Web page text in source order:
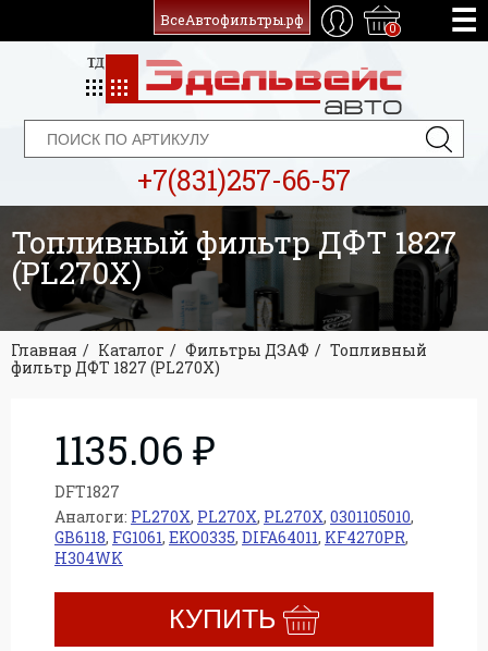
ВсеАвтофильтры.рф
0
+7(831)257-66-57
Топливный фильтр ДФТ 1827
(PL270X)
Главная Каталог Фильтры ДЗАФ
Топливный
фильтр ДФТ 1827 (PL270X)
1135.06 ₽
DFT1827
Аналоги: PL270X, PL270X, PL270X, 0301105010,
GB6118, FG1061, EKO0335, DIFA64011, KF4270PR,
H304WK
КУПИТЬ